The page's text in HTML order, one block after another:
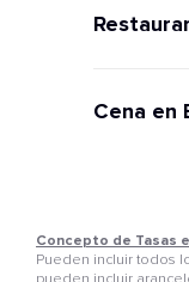
Cena en
Concepto de Tasas
Pueden incluir todos